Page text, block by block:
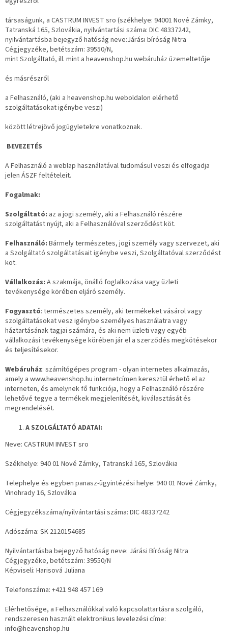
társaságunk, a CASTRUM INVEST sro (székhelye: 94001 Nové Zámky,
Tatranská 165, Szlovákia, nyilvántartási száma: DIC 48337242,
nyilvántartásba bejegyző hatóság neve:Járási bíróság Nitra
Cégjegyzéke, betétszám: 39550/N,
mint Szolgáltató, ill. mint a heavenshop.hu webáruház üzemeltetője
és másrészről
a Felhasználó, (aki a heavenshop.hu weboldalon elérhető
szolgáltatásokat igénybe veszi)
között létrejövő jogügyletekre vonatkoznak.
BEVEZETÉS
A Felhasználó a weblap használatával tudomásul veszi és elfogadja
jelen ÁSZF feltételeit.
Fogalmak:
Szolgáltató: az a jogi személy, aki a Felhasználó részére
szolgáltatást nyújt, aki a Felhasználóval szerződést köt.
Felhasználó: Bármely természetes, jogi személy vagy szervezet, aki
a Szolgáltató szolgáltatásait igénybe veszi, Szolgáltatóval szerződést
köt.
Vállalkozás: A szakmája, önálló foglalkozása vagy üzleti
tevékenysége körében eljáró személy.
Fogyasztó: természetes személy, aki termékeket vásárol vagy
szolgáltatásokat vesz igénybe személyes használatra vagy
háztartásának tagjai számára, és aki nem üzleti vagy egyéb
vállalkozási tevékenysége körében jár el a szerződés megkötésekor
és teljesítésekor.
Webáruház: számítógépes program - olyan internetes alkalmazás,
amely a www.heavenshop.hu internetcímen keresztül érhető el az
interneten, és amelynek fő funkciója, hogy a Felhasználó részére
lehetővé tegye a termékek megjelenítését, kiválasztását és
megrendelését.
A SZOLGÁLTATÓ ADATAI:
Neve: CASTRUM INVEST sro
Székhelye: 940 01 Nové Zámky, Tatranská 165, Szlovákia
Telephelye és egyben panasz-ügyintézési helye: 940 01 Nové Zámky,
Vinohrady 16, Szlovákia
Cégjegyzékszáma/nyilvántartási száma: DIC 48337242
Adószáma: SK 2120154685
Nyilvántartásba bejegyző hatóság neve: Járási Bíróság Nitra
Cégjegyzéke, betétszám: 39550/N
Képviseli: Harisová Juliana
Telefonszáma: +421 948 457 169
Elérhetősége, a Felhasználókkal való kapcsolattartásra szolgáló,
rendszeresen használt elektronikus levelezési címe:
info@heavenshop.hu